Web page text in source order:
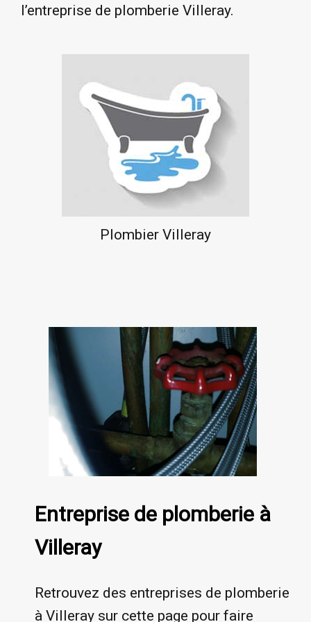
l’entreprise de plomberie Villeray.
Plombier Villeray
Entreprise de plomberie à
Villeray
Retrouvez des entreprises de plomberie
à Villeray sur cette page pour faire